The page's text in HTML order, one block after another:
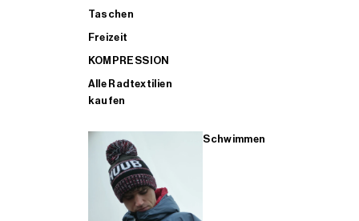
Taschen
Freizeit
KOMPRESSION
Alle Radtextilien
kaufen
Schwimmen